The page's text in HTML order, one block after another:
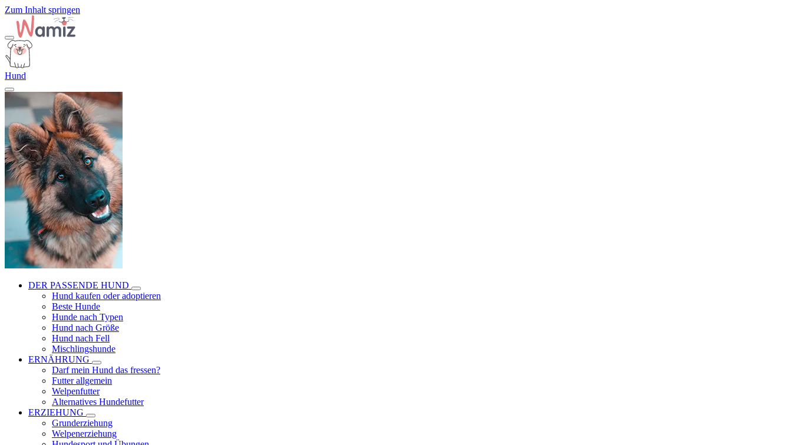
Zum Inhalt springen
Hund
DER PASSENDE HUND
Hund kaufen oder adoptieren
Beste Hunde
Hunde nach Typen
Hund nach Größe
Hund nach Fell
Mischlingshunde
ERNÄHRUNG
Darf mein Hund das fressen?
Futter allgemein
Welpenfutter
Alternatives Hundefutter
ERZIEHUNG
Grunderziehung
Welpenerziehung